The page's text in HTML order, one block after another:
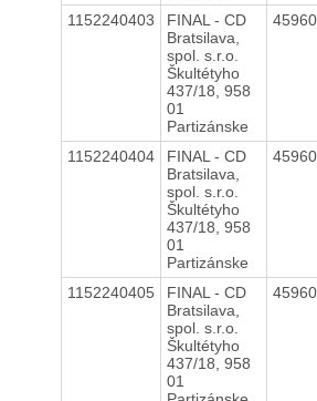
1152240403
FINAL - CD
Bratsilava,
spol. s.r.o.
Škultétyho
437/18, 958
01
Partizánske
1152240404
FINAL - CD
Bratsilava,
spol. s.r.o.
Škultétyho
437/18, 958
01
Partizánske
1152240405
FINAL - CD
Bratsilava,
spol. s.r.o.
Škultétyho
437/18, 958
01